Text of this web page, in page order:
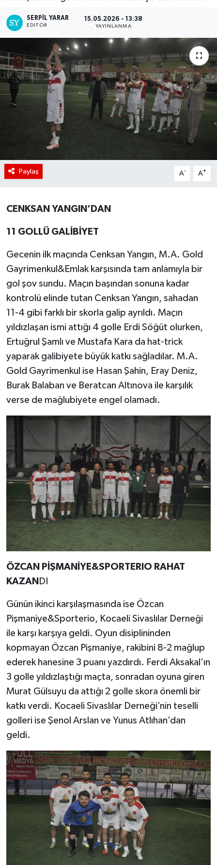
SERPİL YARAR
EDITÖR
15.05.2026 - 13:38
YAYINLANMA
Paylaş A- A+
CENKSAN YANGIN’DAN
11 GOLLÜ GALİBİYET
Gecenin ilk maçında Cenksan Yangın, M.A. Gold
Gayrimenkul&Emlak karşısında tam anlamıyla bir
gol şov sundu. Maçın başından sonuna kadar
kontrolü elinde tutan Cenksan Yangın, sahadan
11-4 gibi farklı bir skorla galip ayrıldı. Maçın
yıldızlaşan ismi attığı 4 golle Erdi Söğüt olurken,
Ertuğrul Şamlı ve Mustafa Kara da hat-trick
yaparak galibiyete büyük katkı sağladılar. M.A.
Gold Gayrimenkul ise Hasan Şahin, Eray Deniz,
Burak Balaban ve Beratcan Altınova ile karşılık
verse de mağlubiyete engel olamadı.
ÖZCAN PİŞMANİYE&SPORTERIO RAHAT
KAZAN DI
Günün ikinci karşılaşmasında ise Özcan
Pişmaniye&Sporterio, Kocaeli Sivaslılar Derneği
ile karşı karşıya geldi. Oyun disiplininden
kopmayan Özcan Pişmaniye, rakibini 8-2 mağlup
ederek hanesine 3 puanı yazdırdı. Ferdi Aksakal’ın
3 golle yıldızlaştığı maçta, sonradan oyuna giren
Murat Gülsuyu da attığı 2 golle skora önemli bir
katkı verdi. Kocaeli Sivaslılar Derneği’nin teselli
golleri ise Şenol Arslan ve Yunus Atlıhan’dan
geldi.